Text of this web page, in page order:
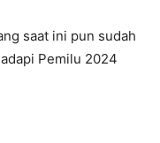
saat ini pun sudah
Pemilu 2024